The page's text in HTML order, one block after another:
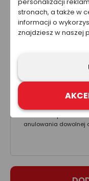
Cena
żadnym wypadku
być
natomiast mogą
z grupy Refloactive.
anulowania dowolnej
stronach, a także w
informacji o
znajdziesz w naszej